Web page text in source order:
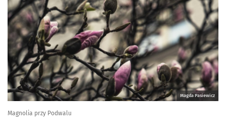
Magda Pasiewicz
Magnolia przy Podwalu